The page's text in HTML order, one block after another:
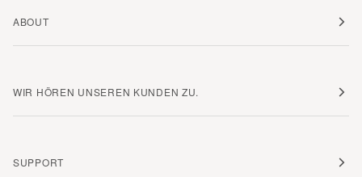
ABOUT
WIR HÖREN UNSEREN KUNDEN ZU.
SUPPORT